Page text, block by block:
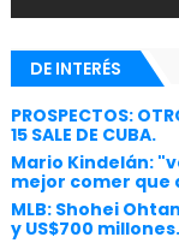
DE INTERÉS
PROSPECTOS:
15 SALE DE CUBA.
Mario Kindelán:
mejor comer que
MLB: Shohei
y US$700 millones.